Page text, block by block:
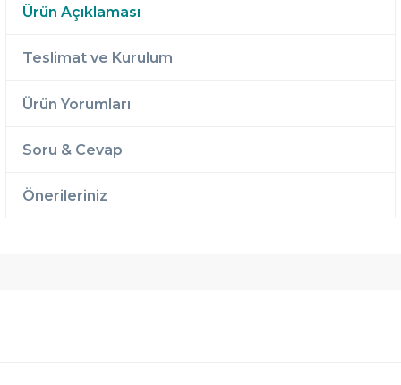
Ürün Açıklaması
Teslimat ve Kurulum
Ürün Yorumları
Soru & Cevap
Önerileriniz